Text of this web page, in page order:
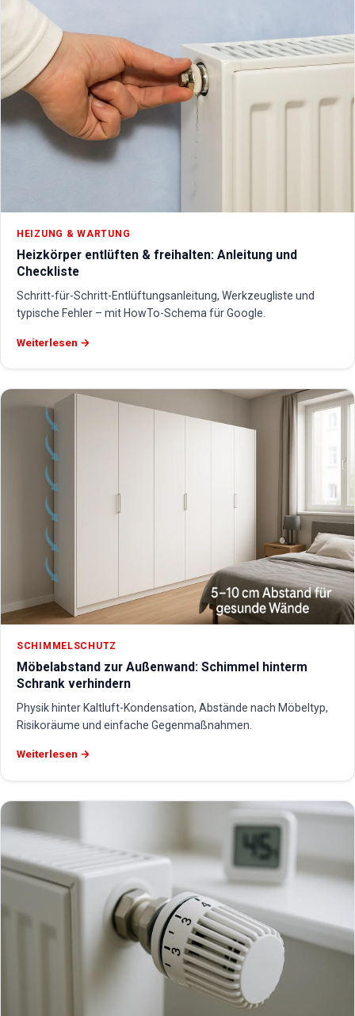
HEIZUNG & WARTUNG
Heizkörper entlüften & freihalten: Anleitung und
Checkliste
Schritt-für-Schritt-Entlüftungsanleitung, Werkzeugliste und
typische Fehler – mit HowTo-Schema für Google.
Weiterlesen →
SCHIMMELSCHUTZ
Möbelabstand zur Außenwand: Schimmel hinterm
Schrank verhindern
Physik hinter Kaltluft-Kondensation, Abstände nach Möbeltyp,
Risikoräume und einfache Gegenmaßnahmen.
Weiterlesen →